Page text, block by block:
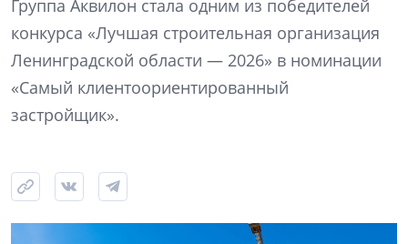
Группа Аквилон стала одним из победителей
конкурса «Лучшая строительная организация
Ленинградской области — 2026» в номинации
«Самый клиентоориентированный
застройщик».